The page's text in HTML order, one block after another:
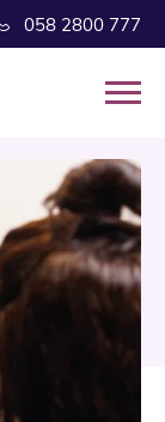
058 2800 777